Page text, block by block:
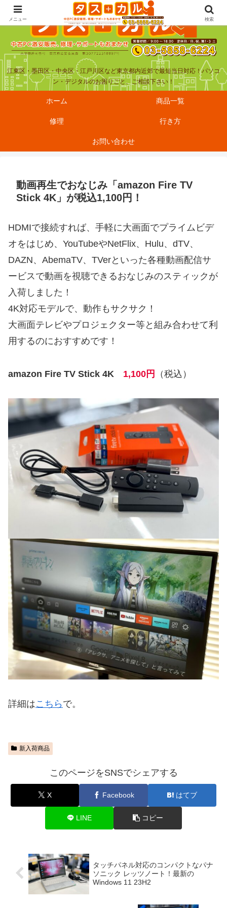
江東区・墨田区・中央区・江戸川区など東京都内近郊で最短当日対応！パソコ
ン・デジタルのお困りごと、ご相談下さい！
ホーム 商品一覧
修理 行き方
お問い合わせ
動画再生でおなじみ「amazon Fire TV
Stick 4K」が税込1,100円！
HDMIで接続すれば、手軽に大画面でプライムビデ
オをはじめ、YouTubeやNetFlix、Hulu、dTV、
DAZN、AbemaTV、TVerといった各種動画配信サ
ービスで動画を視聴できるおなじみのスティックが
入荷しました！
4K対応モデルで、動作もサクサク！
大画面テレビやプロジェクター等と組み合わせて利
用するのにおすすめです！
amazon Fire TV Stick 4K 1,100円 （税込）
詳細はこちら で。
新入荷商品
このページをSNSでシェアする
X Facebook はてブ
LINE コピー
タッチパネル対応のコンパクトなパナ
ソニック レッツノート！最新の
Windows 11 23H2
メニュー 検索